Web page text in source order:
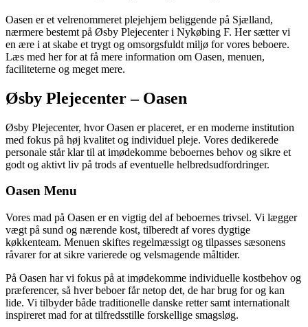
Oasen er et velrenommeret plejehjem beliggende på Sjælland,
nærmere bestemt på Øsby Plejecenter i Nykøbing F. Her sætter vi
en ære i at skabe et trygt og omsorgsfuldt miljø for vores beboere.
Læs med her for at få mere information om Oasen, menuen,
faciliteterne og meget mere.
Øsby Plejecenter – Oasen
Øsby Plejecenter, hvor Oasen er placeret, er en moderne institution
med fokus på høj kvalitet og individuel pleje. Vores dedikerede
personale står klar til at imødekomme beboernes behov og sikre et
godt og aktivt liv på trods af eventuelle helbredsudfordringer.
Oasen Menu
Vores mad på Oasen er en vigtig del af beboernes trivsel. Vi lægger
vægt på sund og nærende kost, tilberedt af vores dygtige
køkkenteam. Menuen skiftes regelmæssigt og tilpasses sæsonens
råvarer for at sikre varierede og velsmagende måltider.
På Oasen har vi fokus på at imødekomme individuelle kostbehov og
præferencer, så hver beboer får netop det, de har brug for og kan
lide. Vi tilbyder både traditionelle danske retter samt internationalt
inspireret mad for at tilfredsstille forskellige smagsløg.